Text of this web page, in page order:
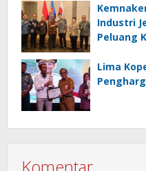
Industri
Peluang
Lima